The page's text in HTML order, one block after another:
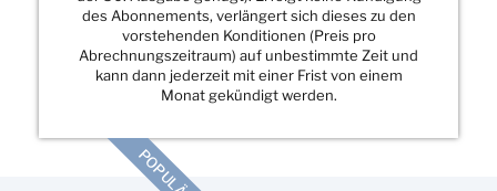
des Abonnements, verlängert sich dieses zu den
vorstehenden Konditionen (Preis pro
Abrechnungszeitraum) auf unbestimmte Zeit und
kann dann jederzeit mit einer Frist von einem
Monat gekündigt werden.
POPULÄR